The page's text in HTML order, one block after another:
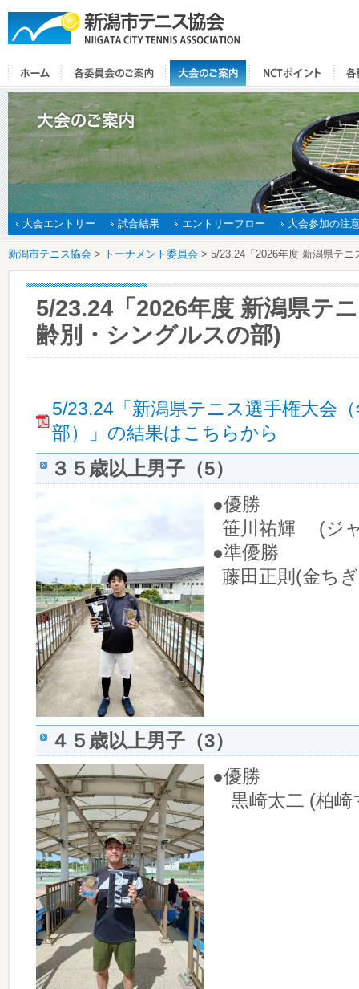
大会エントリー 試合結果 エントリーフロー 大会参加の注
新潟市テニス協会 > トーナメント委員会 > 5/23.24「2026年度 新潟県テ
5/23.24「2026年度 新潟県テ
齢別・シングルスの部)
5/23.24「新潟県テニス選手権大会
部）」の結果はこちらから
３５歳以上男子（5）
●優勝
笹川祐輝 (ジ
●準優勝
藤田正則(金ち
４５歳以上男子（3）
●優勝
黒崎太二 (柏崎